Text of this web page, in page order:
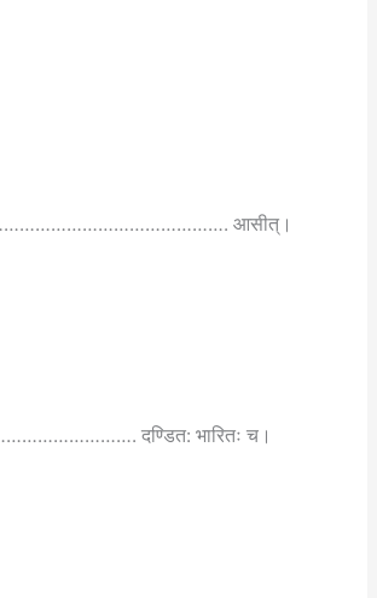
………………………………………. आसीत्।
दण्डित: भारितः च।